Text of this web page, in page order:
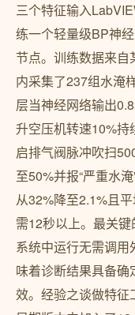
三个特征输入
练一个轻量级BP神
节点。训练数据来
内采集了237组水淹
层当神经网络输出
升空压机转速10%
启排气阀脉冲吹扫
至50%并报“严重水
从32%降至2.1%且
需12秒以上。最关
系统中运行无需调
味着诊断结果具备
效。经验之谈做特征